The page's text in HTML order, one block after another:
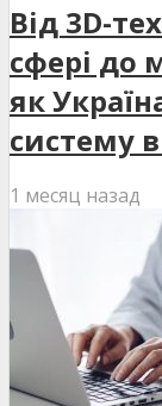
Від 3D-
сфері до
як
систему
1 месяц назад